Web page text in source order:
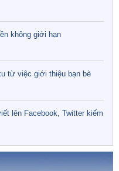
không giới hạn
từ việc giới thiệu bạn bè
lên Facebook, Twitter kiếm